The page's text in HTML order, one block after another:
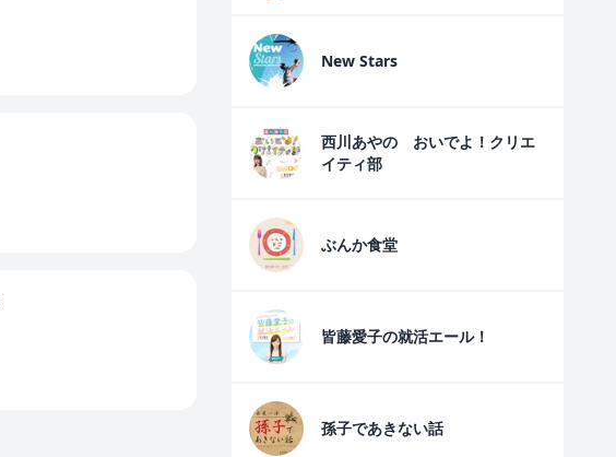
New Stars
西川あやの おいでよ！クリエ
イティ部
ぶんか食堂
皆藤愛子の就活エール！
孫子であきない話